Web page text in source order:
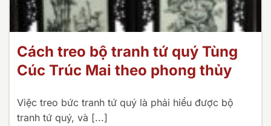
Cách treo bộ tranh tứ quý Tùng
Cúc Trúc Mai theo phong thủy
Việc treo bức tranh tứ quý là phải hiểu được bộ
tranh tứ quý, và [...]